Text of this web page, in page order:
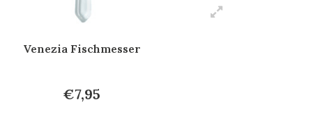
Venezia Fischmesser
€7,95